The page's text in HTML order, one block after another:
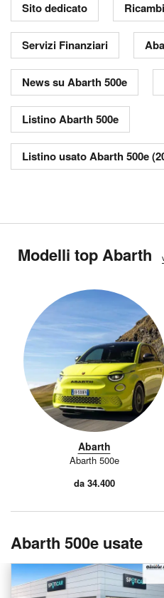
Sito dedicato Ricambi
Servizi Finanziari
News su Abarth 500e
Listino Abarth 500e
Listino usato Abarth 500e
Modelli top Abarth
Abarth
Abarth 500e
da 34.400
Abarth 500e usate